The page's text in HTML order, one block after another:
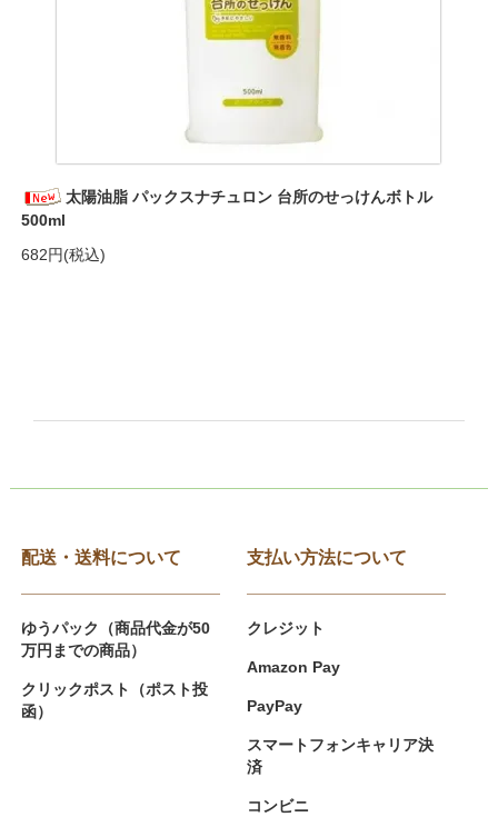
太陽油脂 パックスナチュロン 台所のせっけんボトル
500ml
682円(税込)
配送・送料について
ゆうパック（商品代金が50
万円までの商品）
クリックポスト（ポスト投
函）
支払い方法について
クレジット
Amazon Pay
PayPay
スマートフォンキャリア決
済
コンビニ